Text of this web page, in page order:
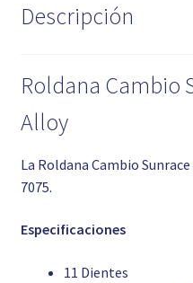
Descripción
Roldana Cambio
Alloy
La Roldana Cambio
7075.
Especificaciones
11 Dientes